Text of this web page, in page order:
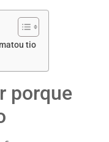
tio
porque